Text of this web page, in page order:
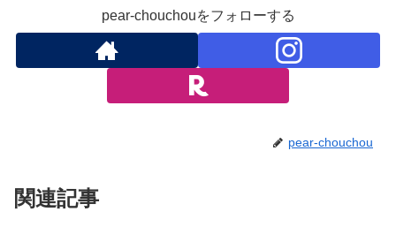
pear-chouchouをフォローする
pear-chouchou
関連記事